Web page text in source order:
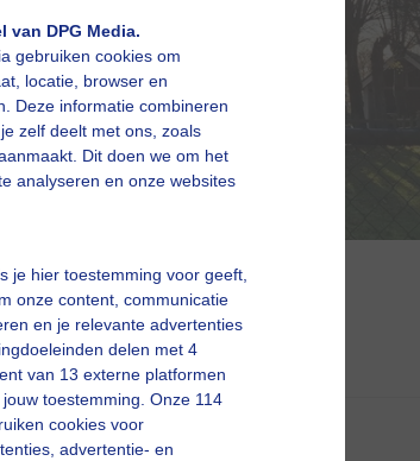
van DPG Media.
gebruiken cookies om
locatie, browser en
Deze informatie combineren
zelf deelt met ons, zoals
Dit doen we om het
analyseren en onze websites
je hier toestemming voor geeft,
onze content, communicatie
en je relevante advertenties
delen met 4
van 13 externe platformen
toestemming. Onze 114
cookies voor
advertentie- en
04-12-2025, 11x bekeken